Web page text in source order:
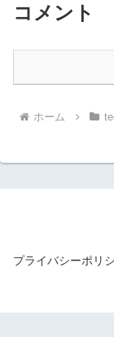
コメント
ホーム
プライバシーポリ